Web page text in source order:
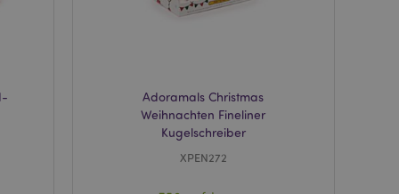
Adoramals Christmas
Weihnachten Fineliner
Kugelschreiber
XPEN272